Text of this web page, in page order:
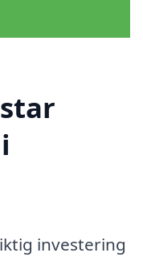
investering